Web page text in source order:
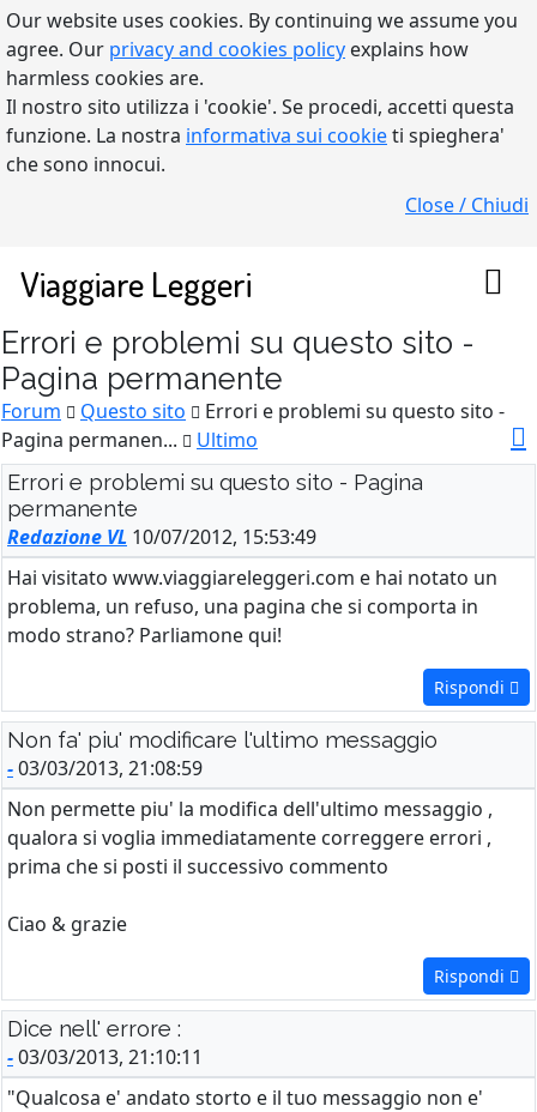
Our website uses cookies. By continuing we assume you
agree. Our privacy and cookies policy explains how
harmless cookies are.
Il nostro sito utilizza i 'cookie'. Se procedi, accetti questa
funzione. La nostra informativa sui cookieti spieghera'
che sono innocui.
Close / Chiudi
Viaggiare Leggeri
Errori e problemi su questo sito -
Pagina permanente
Forum Questo sito
Errori e problemi su questo sito -
Pagina permanen...
Ultimo
Errori e problemi su questo sito - Pagina
permanente
Redazione VL 10/07/2012, 15:53:49
Hai visitato www.viaggiareleggeri.com e hai notato un
problema, un refuso, una pagina che si comporta in
modo strano? Parliamone qui!
Rispondi
Non fa' piu' modificare l'ultimo messaggio
-03/03/2013, 21:08:59
Non permette piu' la modifica dell'ultimo messaggio ,
qualora si voglia immediatamente correggere errori ,
prima che si posti il successivo commento
Ciao & grazie
Rispondi
Dice nell' errore :
-03/03/2013, 21:10:11
"Qualcosa e' andato storto e il tuo messaggio non e'